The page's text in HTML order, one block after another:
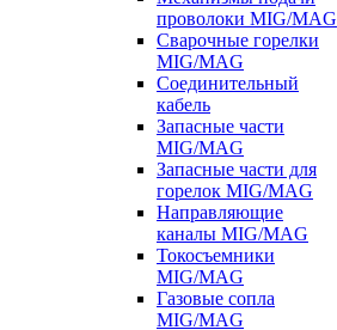
проволоки MIG/MAG
Сварочные горелки
MIG/MAG
Соединительный
кабель
Запасные части
MIG/MAG
Запасные части для
горелок MIG/MAG
Направляющие
каналы MIG/MAG
Токосъемники
MIG/MAG
Газовые сопла
MIG/MAG